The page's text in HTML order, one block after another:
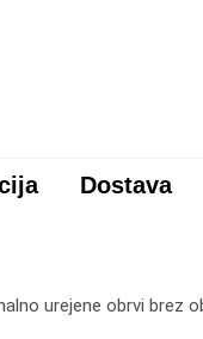
Dostava
urejene obrvi brez